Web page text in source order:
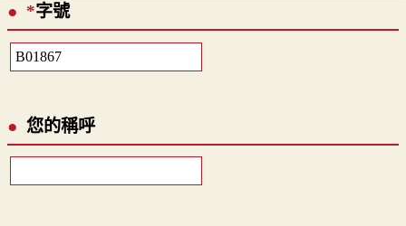
*字號
您的稱呼